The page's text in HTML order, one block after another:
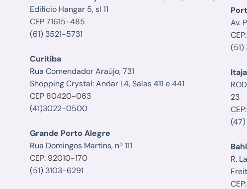
Edifício Hangar 5, sl 11
CEP 71615-485
(61) 3521-5731
Curitiba
Rua Comendador Araújo, 731
Shopping Crystal: Andar L4, Salas 411 e 441
CEP 80420-063
(41)3022-0500
Grande Porto Alegre
Rua Domingos Martins, nº 111
CEP: 92010-170
(51) 3103-6291
Av.
(51)
23
R.